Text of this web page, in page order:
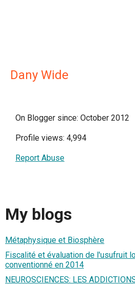
Dany Wide
On Blogger since: October 2012
Profile views: 4,994
Report Abuse
My blogs
Métaphysique et Biosphère
Fiscalité et évaluation de l'usufruit
conventionné en 2014
NEUROSCIENCES: LES